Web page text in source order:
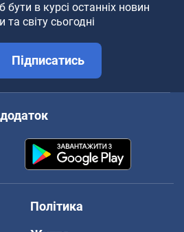
бути в курсі останніх новин
та світу сьогодні
Підписатись
Політика